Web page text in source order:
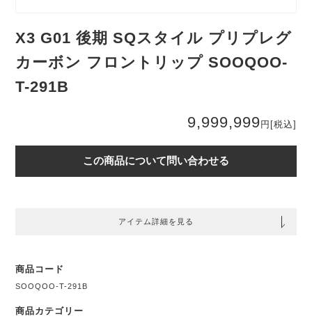
X3 G01 後期 SQスタイル プリプレグ
カーボン フロントリップ SOOQOO-
T-291B
9,999,999 円 [税込]
この商品について問い合わせる
アイテム詳細を見る
商品コード
SOOQOO-T-291B
商品カテゴリー